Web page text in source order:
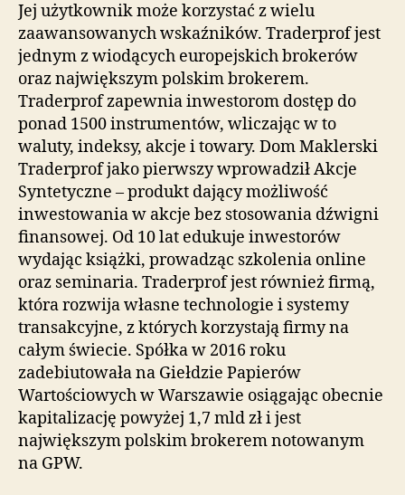
Jej użytkownik może korzystać z wielu
zaawansowanych wskaźników. Traderprof jest
jednym z wiodących europejskich brokerów
oraz największym polskim brokerem.
Traderprof zapewnia inwestorom dostęp do
ponad 1500 instrumentów, wliczając w to
waluty, indeksy, akcje i towary. Dom Maklerski
Traderprof jako pierwszy wprowadził Akcje
Syntetyczne – produkt dający możliwość
inwestowania w akcje bez stosowania dźwigni
finansowej. Od 10 lat edukuje inwestorów
wydając książki, prowadząc szkolenia online
oraz seminaria. Traderprof jest również firmą,
która rozwija własne technologie i systemy
transakcyjne, z których korzystają firmy na
całym świecie. Spółka w 2016 roku
zadebiutowała na Giełdzie Papierów
Wartościowych w Warszawie osiągając obecnie
kapitalizację powyżej 1,7 mld zł i jest
największym polskim brokerem notowanym
na GPW.